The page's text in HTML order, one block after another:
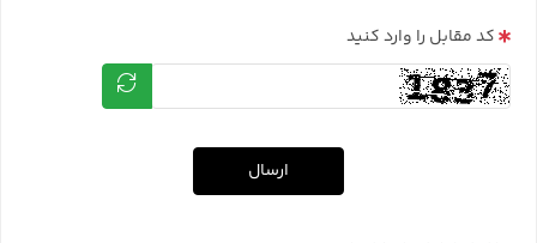
کد مقابل را وارد کنید
ارسال